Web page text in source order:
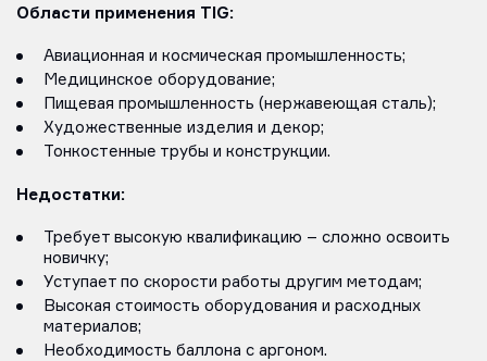
Области применения TIG:
Авиационная и космическая промышленность;
Медицинское оборудование;
Пищевая промышленность (нержавеющая сталь);
Художественные изделия и декор;
Тонкостенные трубы и конструкции.
Недостатки:
Требует высокую квалификацию – сложно освоить
новичку;
Уступает по скорости работы другим методам;
Высокая стоимость оборудования и расходных
материалов;
Необходимость баллона с аргоном.